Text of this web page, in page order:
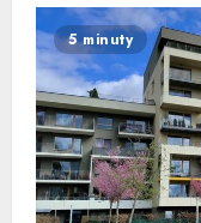
5 minuty